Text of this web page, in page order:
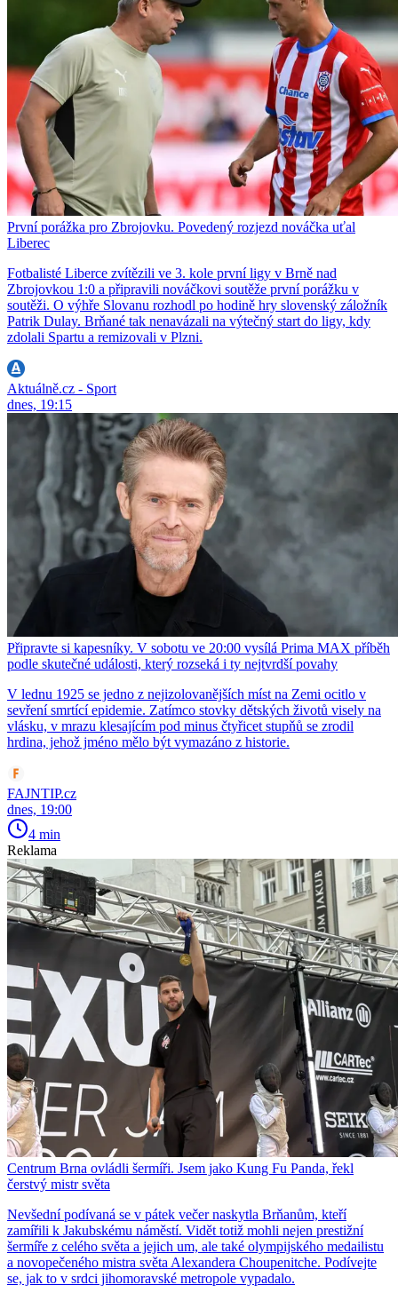
První porážka pro Zbrojovku. Povedený rozjezd nováčka uťal
Liberec
Fotbalisté Liberce zvítězili ve 3. kole první ligy v Brně nad
Zbrojovkou 1:0 a připravili nováčkovi soutěže první porážku v
soutěži. O výhře Slovanu rozhodl po hodině hry slovenský záložník
Patrik Dulay. Brňané tak nenavázali na výtečný start do ligy, kdy
zdolali Spartu a remizovali v Plzni.
Aktuálně.cz - Sport
dnes, 19:15
Připravte si kapesníky. V sobotu ve 20:00 vysílá Prima MAX příběh
podle skutečné události, který rozseká i ty nejtvrdší povahy
V lednu 1925 se jedno z nejizolovanějších míst na Zemi ocitlo v
sevření smrtící epidemie. Zatímco stovky dětských životů visely na
vlásku, v mrazu klesajícím pod minus čtyřicet stupňů se zrodil
hrdina, jehož jméno mělo být vymazáno z historie.
FAJNTIP.cz
dnes, 19:00
4 min
Reklama
Centrum Brna ovládli šermíři. Jsem jako Kung Fu Panda, řekl
čerstvý mistr světa
Nevšední podívaná se v pátek večer naskytla Brňanům, kteří
zamířili k Jakubskému náměstí. Vidět totiž mohli nejen prestižní
šermíře z celého světa a jejich um, ale také olympijského medailistu
a novopečeného mistra světa Alexandera Choupenitche. Podívejte
se, jak to v srdci jihomoravské metropole vypadalo.